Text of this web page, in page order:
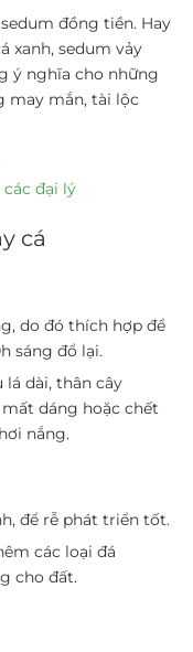
đồng tiền. Hay
xanh, sedum vảy
ý nghĩa cho những
may mắn, tài lộc
các đại lý
cá
do đó thích hợp để
sáng đổ lại.
lá dài, thân cây
dáng hoặc chết
nắng.
để rễ phát triển tốt.
các loại đá
cho đất.